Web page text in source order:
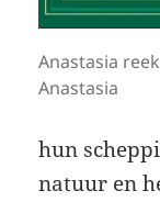
Anastasia
Anastasia
hun
natuur en